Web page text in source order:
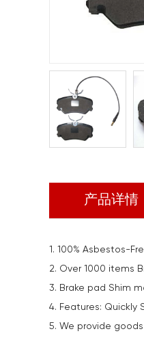
产品详情
1. 100% Asbestos-
2. Over 1000 items
3. Brake pad Shim
4. Features: Quickly
5. We provide